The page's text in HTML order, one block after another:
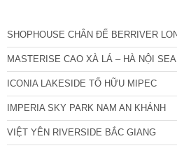
SHOPHOUSE CHÂN ĐẾ BERRIVER
MASTERISE CAO XÀ LÁ – HÀ NỘI
ICONIA LAKESIDE TỐ HỮU MIPEC
IMPERIA SKY PARK NAM AN KHÁNH
VIỆT YÊN RIVERSIDE BẮC GIANG